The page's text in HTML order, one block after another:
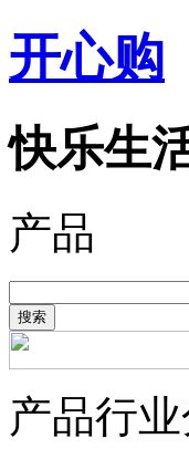
开心购
快乐生
产品
搜索
产品行